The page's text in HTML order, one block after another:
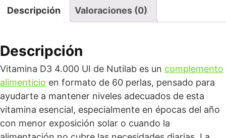
Descripción Valoraciones (0)
Descripción
Vitamina D3 4.000 UI de Nutilab es un complemento
alimenticio en formato de 60 perlas, pensado para
ayudarte a mantener niveles adecuados de esta
vitamina esencial, especialmente en épocas del año
con menor exposición solar o cuando la